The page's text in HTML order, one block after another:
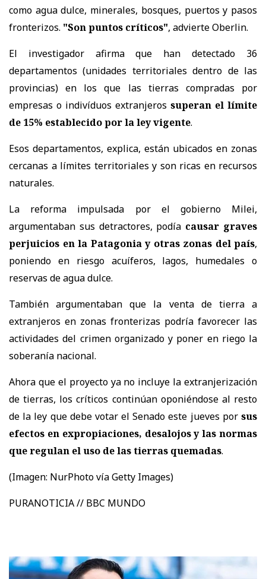
como agua dulce, minerales, bosques, puertos y pasos
fronterizos. "Son puntos críticos", advierte Oberlin.
El investigador afirma que han detectado 36
departamentos (unidades territoriales dentro de las
provincias) en los que las tierras compradas por
empresas o indivíduos extranjeros superan el límite
de 15% establecido por la ley vigente.
Esos departamentos, explica, están ubicados en zonas
cercanas a límites territoriales y son ricas en recursos
naturales.
La reforma impulsada por el gobierno Milei,
argumentaban sus detractores, podía causar graves
perjuicios en la Patagonia y otras zonas del país,
poniendo en riesgo acuíferos, lagos, humedales o
reservas de agua dulce.
También argumentaban que la venta de tierra a
extranjeros en zonas fronterizas podría favorecer las
actividades del crimen organizado y poner en riego la
soberanía nacional.
Ahora que el proyecto ya no incluye la extranjerización
de tierras, los críticos continúan oponiéndose al resto
de la ley que debe votar el Senado este jueves por sus
efectos en expropiaciones, desalojos y las normas
que regulan el uso de las tierras quemadas.
(Imagen: NurPhoto vía Getty Images)
PURANOTICIA // BBC MUNDO